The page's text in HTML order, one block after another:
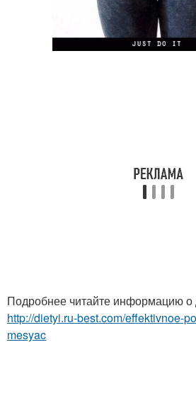
Подробнее читайте информацию о
http://dietyi.ru-best.com/effektivnoe-
mesyac